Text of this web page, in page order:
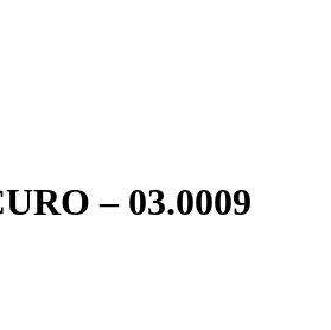
– 03.0009